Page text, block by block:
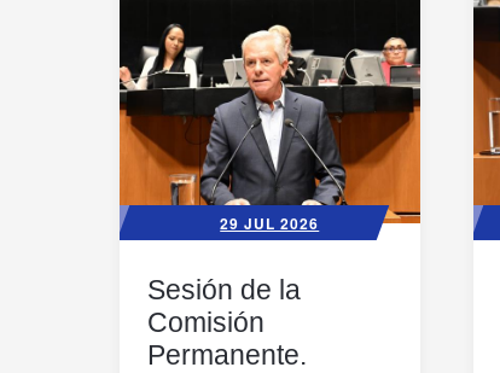
29 JUL 2026
Sesión de la
Comisión
Permanente.